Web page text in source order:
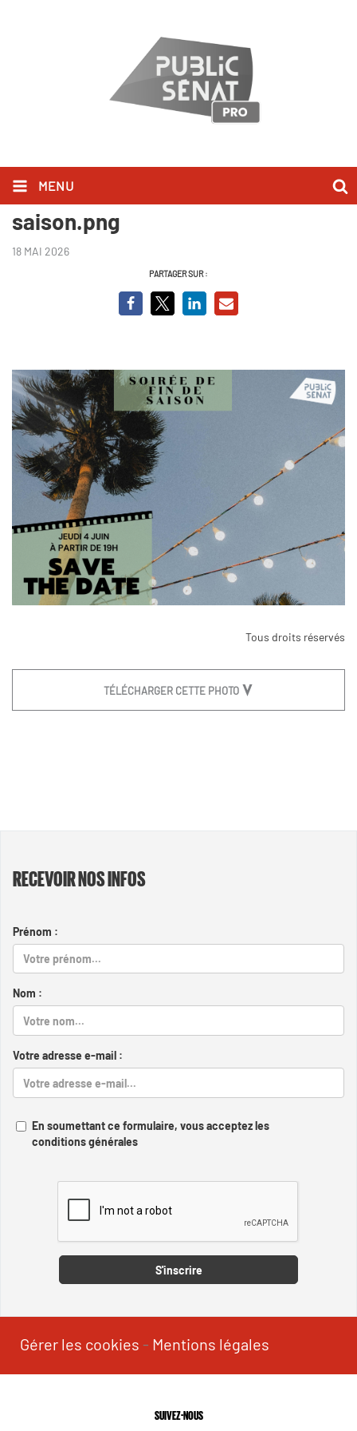
MENU
invitation Soiree fin de
saison.png
18 MAI 2026
PARTAGER SUR :
Tous droits réservés
TÉLÉCHARGER CETTE PHOTO
RECEVOIR NOS INFOS
Prénom :
Nom :
Votre adresse e-mail :
En soumettant ce formulaire, vous acceptez les
conditions générales
S'inscrire
Gérer les cookies - Mentions légales
SUIVEZ-NOUS